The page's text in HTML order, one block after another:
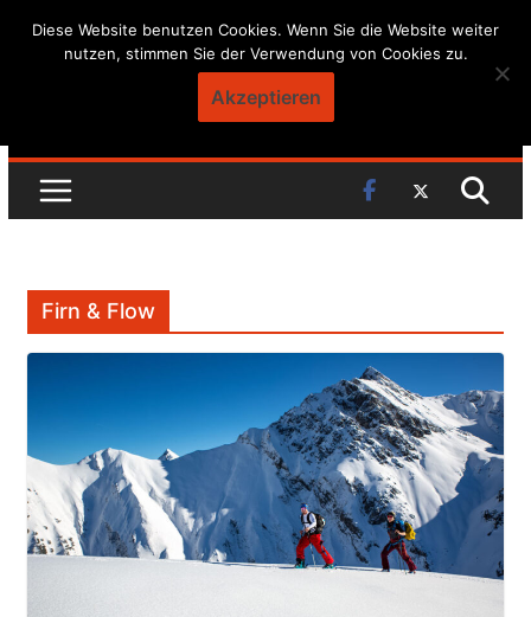
Skip
Firn & Flow
Diese Website benutzen Cookies. Wenn Sie die Website weiter
nutzen, stimmen Sie der Verwendung von Cookies zu.
Akzeptieren